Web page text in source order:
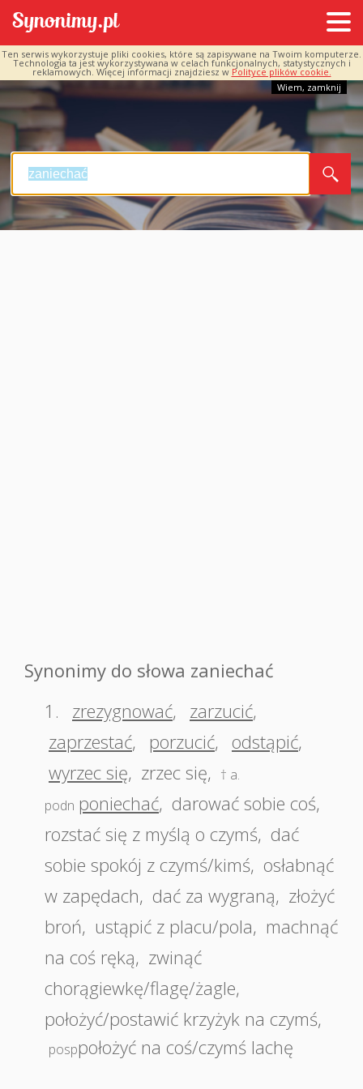
Ten serwis wykorzystuje pliki cookies, które są zapisywane na Twoim komputerze.
Technologia ta jest wykorzystywana w celach funkcjonalnych, statystycznych i
reklamowych. Więcej informacji znajdziesz w Polityce plików cookie.
Wiem, zamknij
Synonimy do słowa zaniechać
1.
zrezygnować, zarzucić,
zaprzestać, porzucić, odstąpić,
wyrzec się, zrzec się,
† a.
podn poniechać, darować sobie coś,
rozstać się z myślą o czymś, dać
sobie spokój z czymś/kimś, osłabnąć
w zapędach, dać za wygraną, złożyć
broń, ustąpić z placu/pola, machnąć
na coś ręką, zwinąć
chorągiewkę/flagę/żagle,
położyć/postawić krzyżyk na czymś,
posppołożyć na coś/czymś lachę